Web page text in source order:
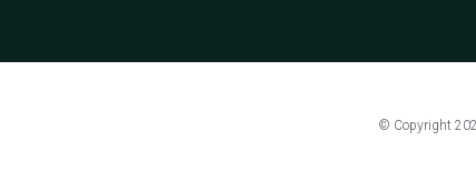
© Copyright